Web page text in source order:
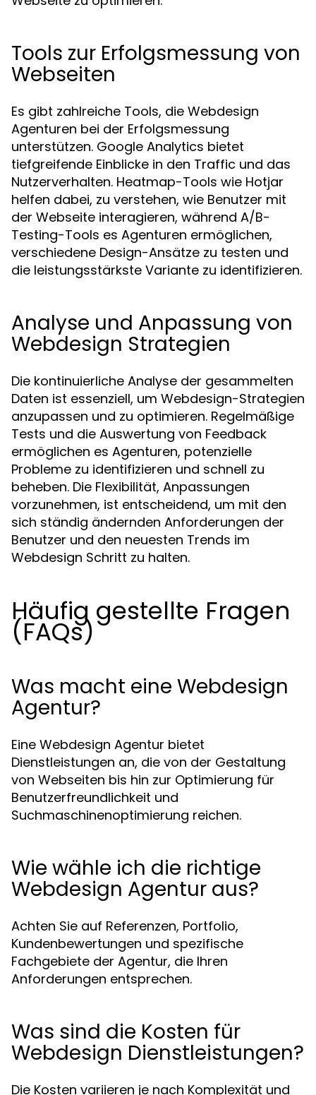
Tools zur Erfolgsmessung von
Webseiten
Es gibt zahlreiche Tools, die Webdesign
Agenturen bei der Erfolgsmessung
unterstützen. Google Analytics bietet
tiefgreifende Einblicke in den Traffic und das
Nutzerverhalten. Heatmap-Tools wie Hotjar
helfen dabei, zu verstehen, wie Benutzer mit
der Webseite interagieren, während A/B-
Testing-Tools es Agenturen ermöglichen,
verschiedene Design-Ansätze zu testen und
die leistungsstärkste Variante zu identifizieren.
Analyse und Anpassung von
Webdesign Strategien
Die kontinuierliche Analyse der gesammelten
Daten ist essenziell, um Webdesign-Strategien
anzupassen und zu optimieren. Regelmäßige
Tests und die Auswertung von Feedback
ermöglichen es Agenturen, potenzielle
Probleme zu identifizieren und schnell zu
beheben. Die Flexibilität, Anpassungen
vorzunehmen, ist entscheidend, um mit den
sich ständig ändernden Anforderungen der
Benutzer und den neuesten Trends im
Webdesign Schritt zu halten.
Häufig gestellte Fragen
(FAQs)
Was macht eine Webdesign
Agentur?
Eine Webdesign Agentur bietet
Dienstleistungen an, die von der Gestaltung
von Webseiten bis hin zur Optimierung für
Benutzerfreundlichkeit und
Suchmaschinenoptimierung reichen.
Wie wähle ich die richtige
Webdesign Agentur aus?
Achten Sie auf Referenzen, Portfolio,
Kundenbewertungen und spezifische
Fachgebiete der Agentur, die Ihren
Anforderungen entsprechen.
Was sind die Kosten für
Webdesign Dienstleistungen?
Die Kosten variieren je nach Komplexität und